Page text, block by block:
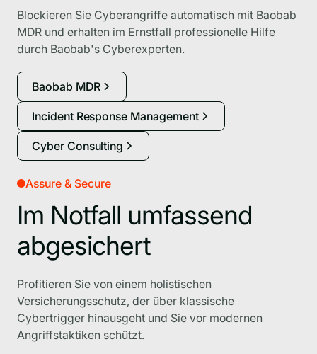
Blockieren Sie Cyberangriffe automatisch mit Baobab
MDR und erhalten im Ernstfall professionelle Hilfe
durch Baobab's Cyberexperten.
Baobab MDR
Incident Response Management
Cyber Consulting
Assure & Secure
Im Notfall umfassend
abgesichert
Profitieren Sie von einem holistischen
Versicherungsschutz, der über klassische
Cybertrigger hinausgeht und Sie vor modernen
Angriffstaktiken schützt.